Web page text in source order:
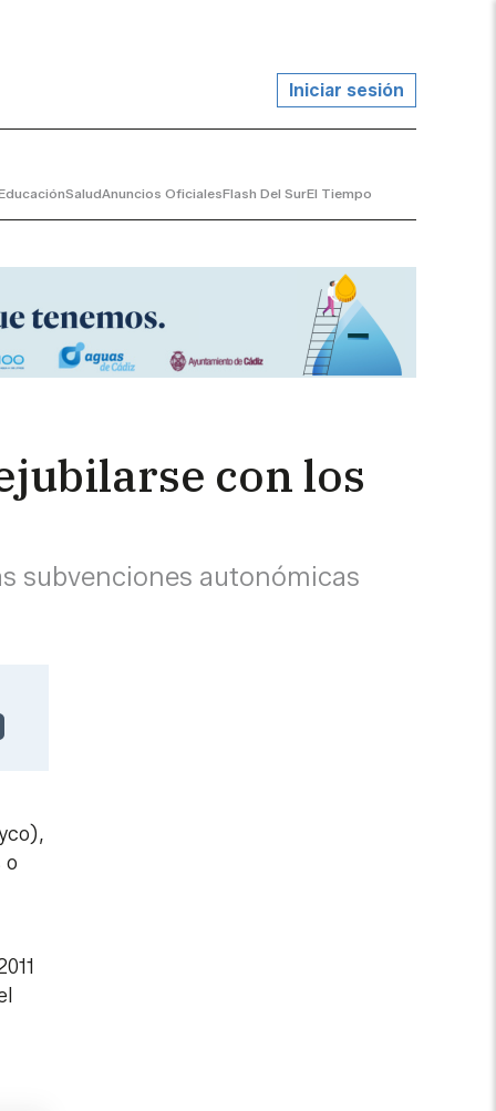
Iniciar sesión
SaludAnuncios OficialesFlash Del SurEl Tiempo
con los
subvenciones autonómicas
o